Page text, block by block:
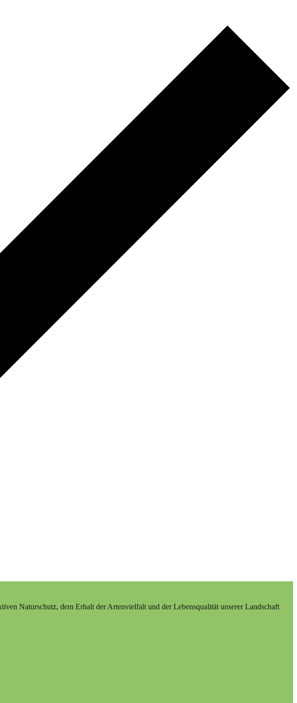
Naturschutz, dem Erhalt der Artenvielfalt und der Lebensqualität unserer Landschaft